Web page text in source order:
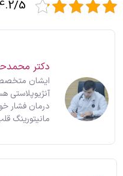
4.2/5 - (32
دکتر
ایشان متخصص
درمان فشار
مانیتورینگ